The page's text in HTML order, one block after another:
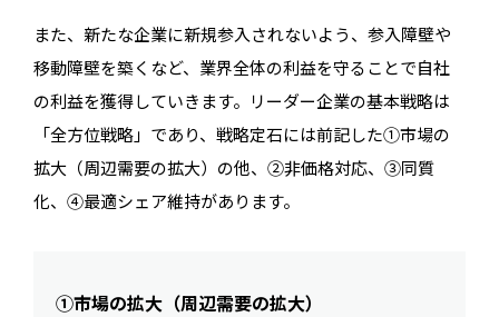
また、新たな企業に新規参入されないよう、参入障壁や
移動障壁を築くなど、業界全体の利益を守ることで自社
の利益を獲得していきます。リーダー企業の基本戦略は
「全方位戦略」であり、戦略定石には前記した①市場の
拡大（周辺需要の拡大）の他、②非価格対応、③同質
化、④最適シェア維持があります。
①市場の拡大（周辺需要の拡大）